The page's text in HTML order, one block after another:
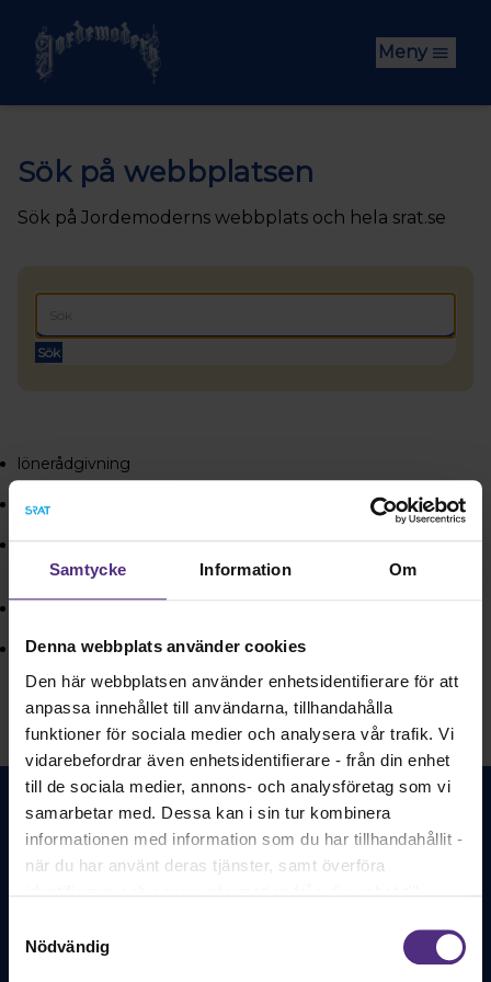
Samtycke Information Om
Denna webbplats använder cookies
Den här webbplatsen använder enhetsidentifierare för att
anpassa innehållet till användarna, tillhandahålla
funktioner för sociala medier och analysera vår trafik. Vi
vidarebefordrar även enhetsidentifierare - från din enhet
till de sociala medier, annons- och analysföretag som vi
samarbetar med. Dessa kan i sin tur kombinera
informationen med information som du har tillhandahållit -
när du har använt deras tjänster, samt överföra
Dock har vi lagt in anonymisering av IP-adress i
förhållande till Google Analytics. Du godkänner våra
Nödvändig
Meny
Sök på webbplatsen
Sök på Jordemoderns webbplats och hela srat.se
Sök
lönerådgivning
ta del av våra löneseminarier
stora löneskillnader för skolledare i sverige, visar din lön
2024
löneutveckling
Jordemodern är en historisk tidskrift med nutida
innehåll. Första numret gavs ut år 1888. En
Bli medlem